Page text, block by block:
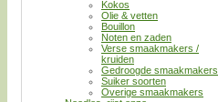
Kokos
Olie & vetten
Bouillon
Noten en zaden
Verse smaakmakers /
kruiden
Gedroogde smaakmakers
Suiker soorten
Overige smaakmakers